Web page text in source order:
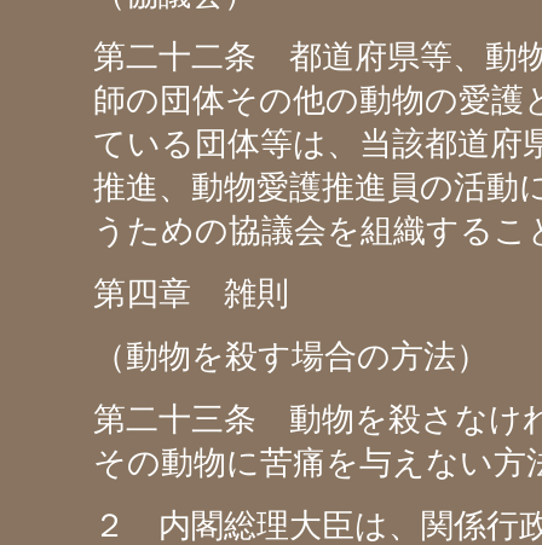
第二十二条 都道府県等、動
師の団体その他の動物の愛
ている団体等は、当該都道府
推進、動物愛護推進員の活動
うための協議会を組織するこ
第四章 雑則
（動物を殺す場合の方法）
第二十三条 動物を殺さなけ
その動物に苦痛を与えない
２ 内閣総理大臣は、関係行